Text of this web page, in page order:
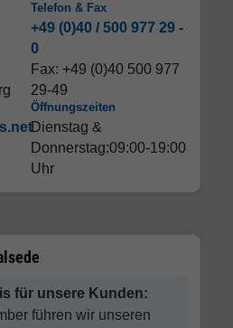
Telefon & Fax
+49 (0)40 / 500 977 29 -
0
Fax: +49 (0)40 500 977
29-49
Öffnungszeiten
Dienstag &
Donnerstag:09:00-19:00
Uhr
für unsere Kunden:
führen wir unseren